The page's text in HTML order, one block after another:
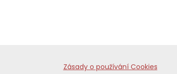
Zásady o používání Cookies